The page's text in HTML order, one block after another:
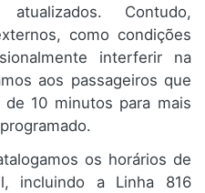
atualizados. Contudo,
como condições
interferir na
aos passageiros que
10 minutos para mais
os horários de
incluindo a Linha 816